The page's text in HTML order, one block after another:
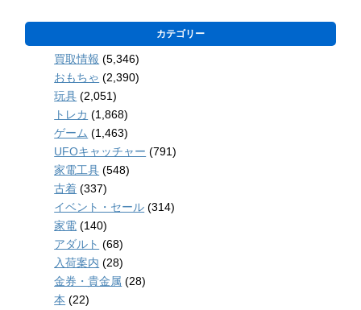
カテゴリー
買取情報 (5,346)
おもちゃ (2,390)
玩具 (2,051)
トレカ (1,868)
ゲーム (1,463)
UFOキャッチャー (791)
家電工具 (548)
古着 (337)
イベント・セール (314)
家電 (140)
アダルト (68)
入荷案内 (28)
金券・貴金属 (28)
本 (22)